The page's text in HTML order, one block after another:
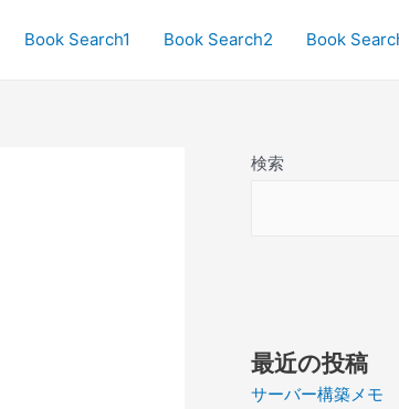
Book Search1 Book Search2 Book
検索
最近の投稿
サーバー構築メモ